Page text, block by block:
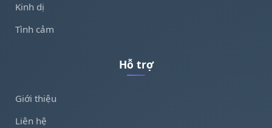
Kinh dị
Tình cảm
Hỗ trợ
Giới thiệu
Liên hệ